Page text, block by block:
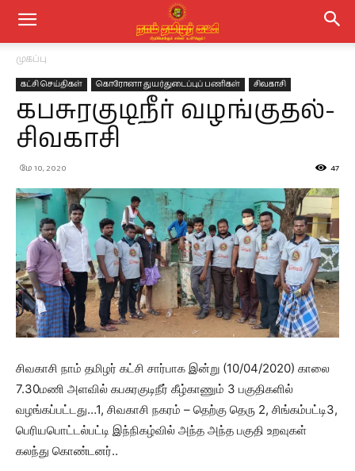
முகப்பு
கட்சி செய்திகள் கொரோனா துயர்துடைப்புப் பணிகள் சிவகாசி
கபசுரகுடிநீர் வழங்குதல்-
சிவகாசி
மே 10, 2020 47
சிவகாசி நாம் தமிழர் கட்சி சார்பாக இன்று (10/04/2020) காலை
7.30மணி அளவில் கபசுரகுடிநீர் கீழ்காணும் 3 பகுதிகளில்
வழங்கப்பட்டது…1, சிவகாசி நகரம் – தெற்கு தெரு 2, சிங்கம்பட்டி3,
பெரியபொட்டல்பட்டி இந்நிகழ்வில் அந்த அந்த பகுதி உறவுகள்
கலந்து கொண்டனர்..